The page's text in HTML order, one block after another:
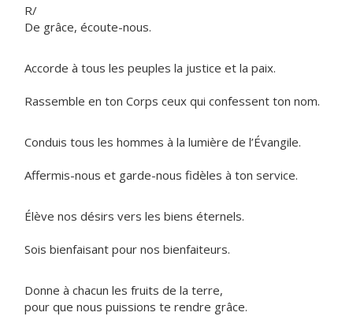
R/
De grâce, écoute-nous.
Accorde à tous les peuples la justice et la paix.
Rassemble en ton Corps ceux qui confessent ton nom.
Conduis tous les hommes à la lumière de l’Évangile.
Affermis-nous et garde-nous fidèles à ton service.
Élève nos désirs vers les biens éternels.
Sois bienfaisant pour nos bienfaiteurs.
Donne à chacun les fruits de la terre,
pour que nous puissions te rendre grâce.